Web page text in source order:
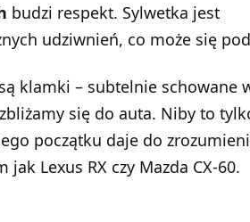
budzi respekt. Sylwetka jest
udziwnień, co może się
klamki – subtelnie schowane
się do auta. Niby to
początku daje do
Lexus RX czy Mazda CX-60.